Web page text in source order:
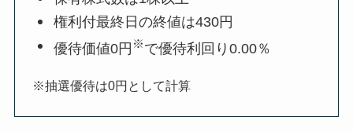
権利付最終日の終値は430円
優待価値0円 ※で優待利回り0.00％
※抽選優待は0円として計算